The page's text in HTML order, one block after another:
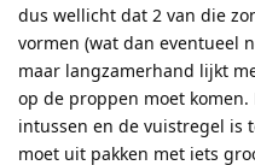
dus wellicht dat 2 van die
vormen (wat dan eventueel
maar langzamerhand lijkt
op de proppen moet
intussen en de vuistregel is
moet uit pakken met iets